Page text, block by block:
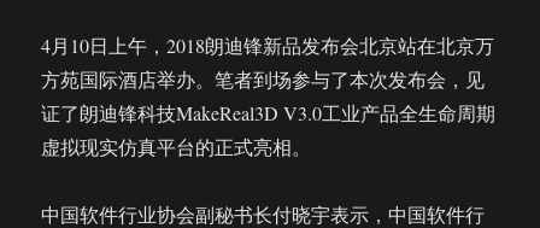
4月10日上午，2018朗迪锋新品发布会北京站在北京万
方苑国际酒店举办。笔者到场参与了本次发布会，见
证了朗迪锋科技MakeReal3D V3.0工业产品全生命周期
虚拟现实仿真平台的正式亮相。
中国软件行业协会副秘书长付晓宇表示，中国软件行